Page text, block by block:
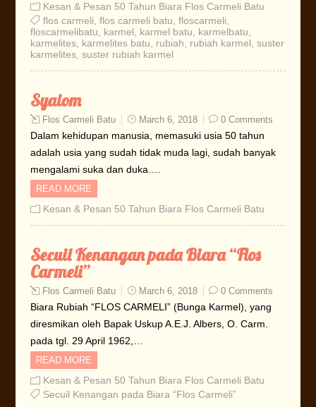
Kesan & Pesan 50 Tahun Biara Flos Carmeli Batu
flos carmeli flos carmeli batu floscarmeli
floscarmelibatu
karmel karmel batu karmelbatu
karmelites, karmelites batu rubiah rubiah karmel suster
karmelites, suster rubiah karmel
Syalom
Flos Carmeli Batu March 6, 2018 0 Comments
Dalam kehidupan manusia, memasuki usia 50 tahun
adalah usia yang sudah tidak muda lagi, sudah banyak
mengalami suka dan duka….
READ MORE
Kesan & Pesan 50 Tahun Biara Flos Carmeli Batu
Secuil Kenangan pada Biara “Flos
Carmeli”
Flos Carmeli Batu March 6, 2018 0 Comments
Biara Rubiah “FLOS CARMELI” (Bunga Karmel), yang
diresmikan oleh Bapak Uskup A.E.J. Albers, O. Carm.
pada tgl. 29 April 1962,…
READ MORE
Kesan & Pesan 50 Tahun Biara Flos Carmeli Batu
Secuil Kenangan pada Biara “Flos Carmeli”